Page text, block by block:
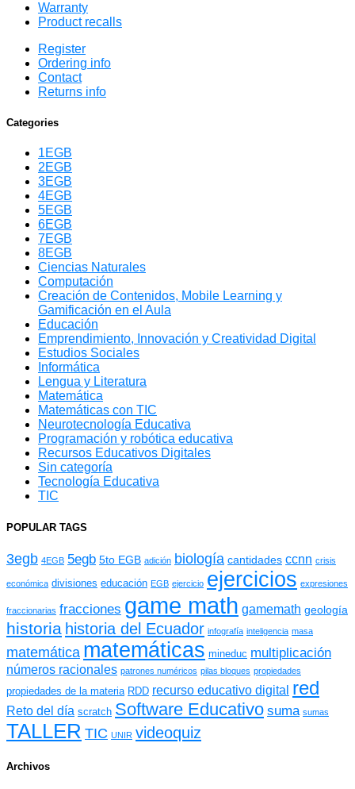
Warranty
Product recalls
Register
Ordering info
Contact
Returns info
Categories
1EGB
2EGB
3EGB
4EGB
5EGB
6EGB
7EGB
8EGB
Ciencias Naturales
Computación
Creación de Contenidos, Mobile Learning y
Gamificación en el Aula
Educación
Emprendimiento, Innovación y Creatividad Digital
Estudios Sociales
Informática
Lengua y Literatura
Matemática
Matemáticas con TIC
Neurotecnología Educativa
Programación y robótica educativa
Recursos Educativos Digitales
Sin categoría
Tecnología Educativa
TIC
POPULAR TAGS
3egb 4EGB 5egb 5to EGB adición biología cantidades ccnn crisis
económica divisiones educación EGB ejercicio ejercicios expresiones
fraccionarias fracciones game math gamemath geología
historia historia del Ecuador infografía inteligencia masa
matemática matemáticas mineduc multiplicación
números racionales patrones numéricos pilas bloques propiedades
propiedades de la materia RDD recurso educativo digital red
Reto del día scratch Software Educativo suma sumas
TALLER TIC UNIR videoquiz
Archivos